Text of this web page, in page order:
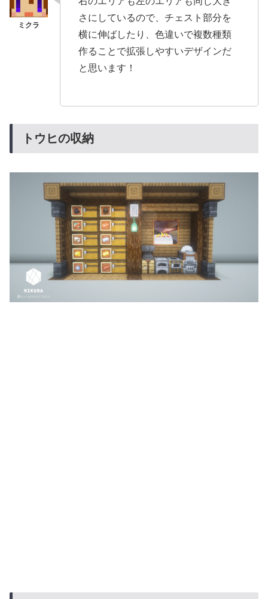
さにしているので、チェスト部分を
横に伸ばしたり、色違いで複数種類
作ることで拡張しやすいデザインだ
と思います！
トウヒの収納